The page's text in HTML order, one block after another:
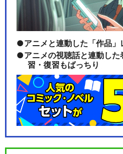
アニメと連動した「作品」
アニメの視聴話と連動し
習・復習もばっちり